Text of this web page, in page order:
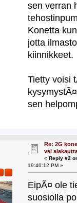
sen verran
Konetta
jotta
kiinnikkeet.
Tietty voisi
sen
Re: 2G
vai
« Reply #2
19:40:12 PM »
EipÃ¤ ole
suosiolla